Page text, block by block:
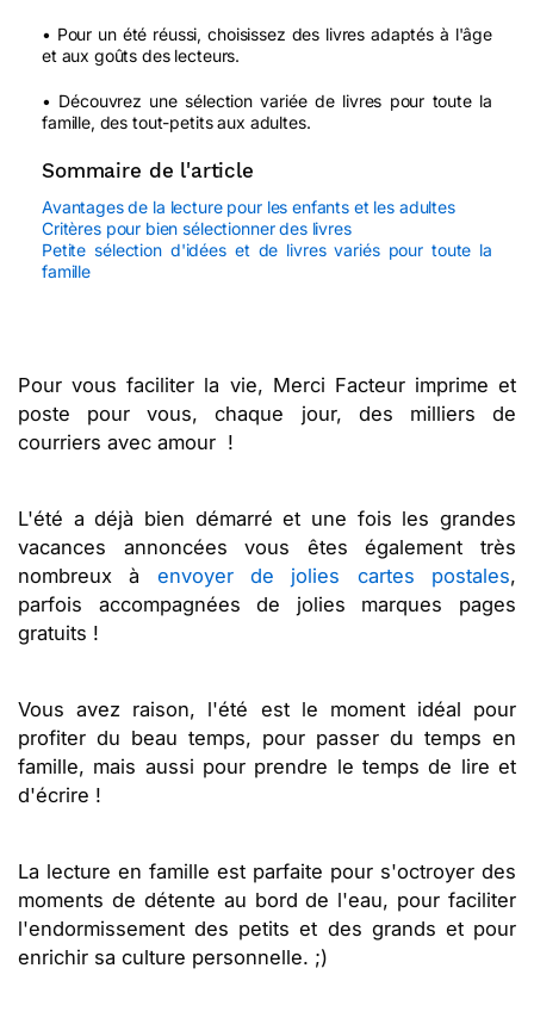
• Pour un été réussi, choisissez des livres adaptés à l'âge
et aux goûts des lecteurs.
• Découvrez une sélection variée de livres pour toute la
famille, des tout-petits aux adultes.
Sommaire de l'article
Avantages de la lecture pour les enfants et les adultes
Critères pour bien sélectionner des livres
Petite sélection d'idées et de livres variés pour toute la
famille
Pour vous faciliter la vie, Merci Facteur imprime et
poste pour vous, chaque jour, des milliers de
courriers avec amour !
L'été a déjà bien démarré et une fois les grandes
vacances annoncées vous êtes également très
nombreux à envoyer de jolies cartes postales,
parfois accompagnées de jolies marques pages
gratuits !
Vous avez raison, l'été est le moment idéal pour
profiter du beau temps, pour passer du temps en
famille, mais aussi pour prendre le temps de lire et
d'écrire !
La lecture en famille est parfaite pour s'octroyer des
moments de détente au bord de l'eau, pour faciliter
l'endormissement des petits et des grands et pour
enrichir sa culture personnelle. ;)